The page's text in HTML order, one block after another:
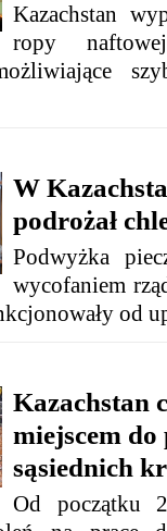
Kazachstan
ropy
W
podrożał
Podwyżka
wycofaniem
od
Kazachstan
miejscem
sąsiednich
Od początku